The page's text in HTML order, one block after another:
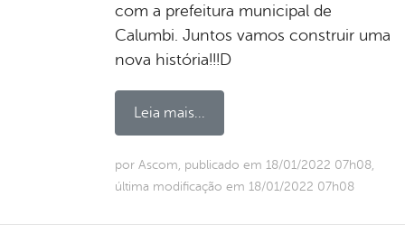
com a prefeitura municipal de
Calumbi. Juntos vamos construir uma
nova história!!!D
Leia mais...
por Ascom, publicado em 18/01/2022 07h08,
última modificação em 18/01/2022 07h08